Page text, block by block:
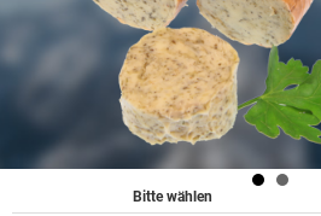
Bitte wählen